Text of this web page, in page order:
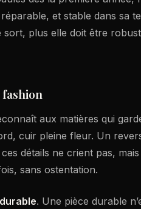
et stable dans sa
plus elle doit être
aux matières qui
cuir pleine fleur. Un
détails ne crient pas,
sans ostentation.
. Une pièce durable